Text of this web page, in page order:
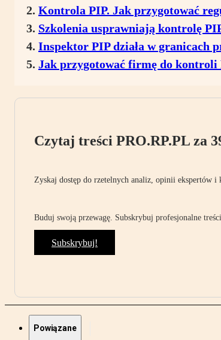
Kontrola PIP. Jak przygotować
Szkolenia usprawniają kontrolę
Inspektor PIP działa w granicach
Jak przygotować firmę do kontroli
Czytaj treści PRO.RP.PL za
Zyskaj dostęp do rzetelnych analiz, opinii ekspertów i
Buduj swoją przewagę. Subskrybuj profesjonalne
Subskrybuj!
Powiązane